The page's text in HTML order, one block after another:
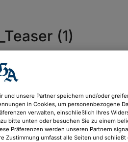
(1)
und unsere Partner speichern und/oder
in Cookies, um personenbezogene
verwalten, einschließlich Ihres
bitte unten oder besuchen Sie zu einem
Präferenzen werden unseren Partnern
Zustimmung umfasst alle Seiten und schließt